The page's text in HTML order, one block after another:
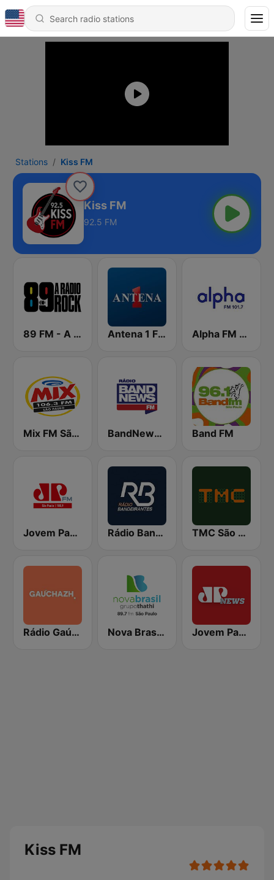
Stations Kiss FM
Kiss FM
92.5 FM
89 FM - A Rádio Rock Antena 1 FM Alpha FM 101.7
Mix FM São Paulo BandNews FM - 96.9 SP Band FM
Jovem Pan FM São Paulo Rádio Bandeirantes TMC São Paulo
Rádio Gaúcha ZH Nova Brasil 89.7 SP Jovem Pan News
Kiss FM